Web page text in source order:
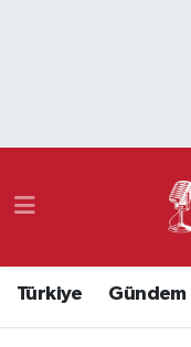
Türkiye Gündem
Namaz
Süper Lig